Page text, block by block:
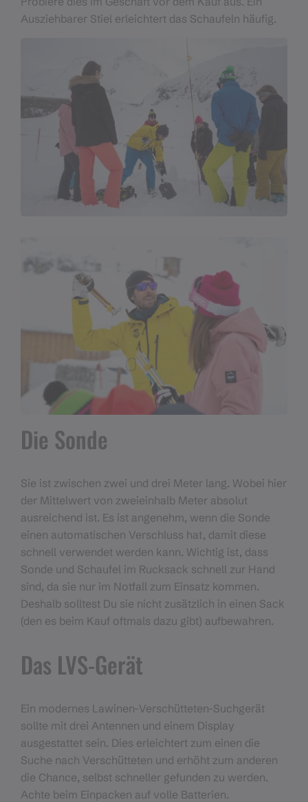
Ausziehbarer Stiel erleichtert das Schaufeln häufig.
Die Sonde
Sie ist zwischen zwei und drei Meter lang. Wobei hier
der Mittelwert von zweieinhalb Meter absolut
ausreichend ist. Es ist angenehm, wenn die Sonde
einen automatischen Verschluss hat, damit diese
schnell verwendet werden kann. Wichtig ist, dass
Sonde und Schaufel im Rucksack schnell zur Hand
sind, da sie nur im Notfall zum Einsatz kommen.
Deshalb solltest Du sie nicht zusätzlich in einen Sack
(den es beim Kauf oftmals dazu gibt) aufbewahren.
Das LVS-Gerät
Ein modernes Lawinen-Verschütteten-Suchgerät
sollte mit drei Antennen und einem Display
ausgestattet sein. Dies erleichtert zum einen die
Suche nach Verschütteten und erhöht zum anderen
die Chance, selbst schneller gefunden zu werden.
Achte beim Einpacken auf volle Batterien.